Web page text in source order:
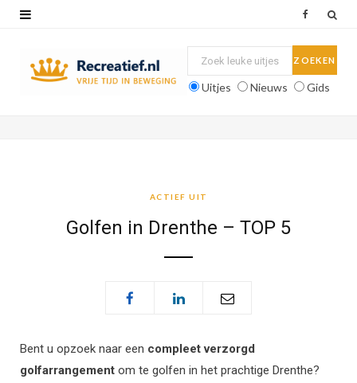
Uitjes Nieuws Gids
ACTIEF UIT
Golfen in Drenthe – TOP 5
Bent u opzoek naar een compleet verzorgd
golfarrangement om te golfen in het prachtige Drenthe?